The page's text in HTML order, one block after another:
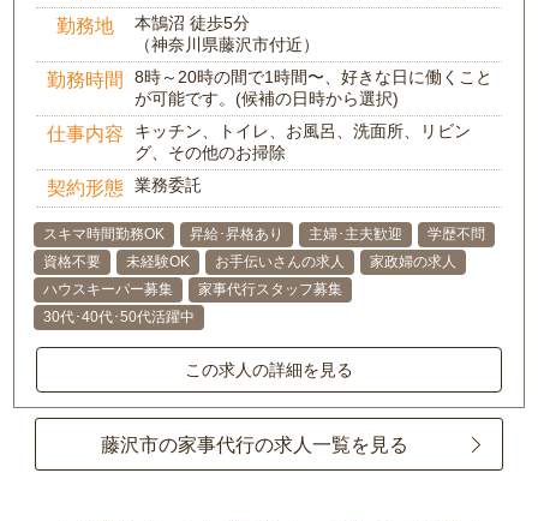
勤務地
本鵠沼 徒歩5分
（神奈川県藤沢市付近）
勤務時間
8時～20時の間で1時間〜、好きな日に働くこと
が可能です。(候補の日時から選択)
仕事内容
キッチン、トイレ、お風呂、洗面所、リビン
グ、その他のお掃除
契約形態 業務委託
スキマ時間勤務OK 昇給･昇格あり 主婦･主夫歓迎
学歴不問
資格不要
未経験OK お手伝いさんの求人
家政婦の求人
ハウスキーパー募集
家事代行スタッフ募集
30代･40代･50代活躍中
この求人の詳細を見る
藤沢市の家事代行の求人一覧を見る